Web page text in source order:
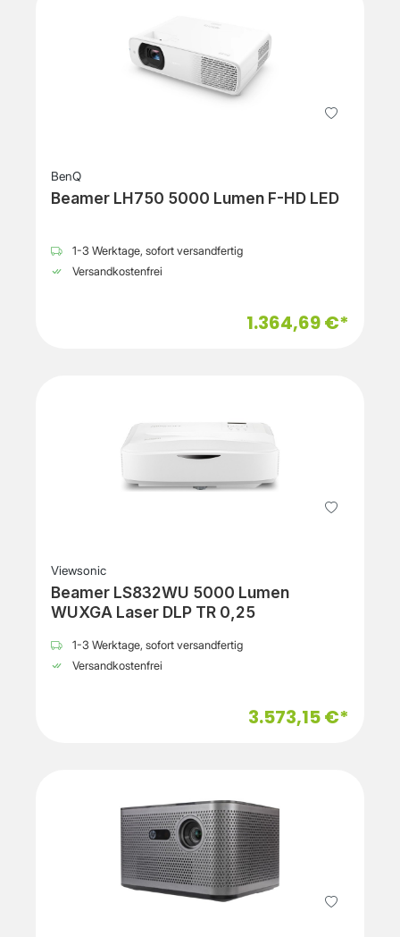
BenQ
Beamer LH750 5000 Lumen F-HD LED
1-3 Werktage, sofort versandfertig
Versandkostenfrei
1.364,69 €*
Viewsonic
Beamer LS832WU 5000 Lumen
WUXGA Laser DLP TR 0,25
1-3 Werktage, sofort versandfertig
Versandkostenfrei
3.573,15 €*